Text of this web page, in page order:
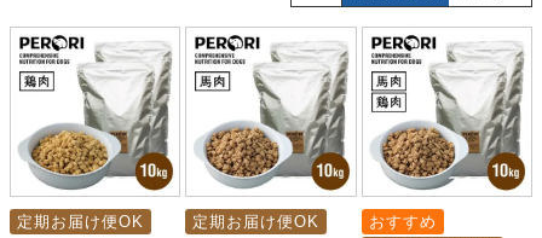
定期お届け便OK 定期お届け便OK
おすすめ